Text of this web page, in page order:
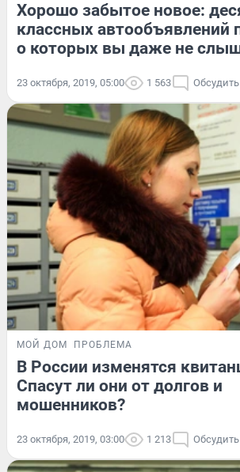
Хорошо забытое новое:
классных автообъявлений
о которых вы даже не
23 октября, 2019, 05:00 1 563 Обсудить
МОЙ ДОМ ПРОБЛЕМА
В России изменятся
Спасут ли они от долгов и
мошенников?
23 октября, 2019, 03:00 1 213 Обсудить